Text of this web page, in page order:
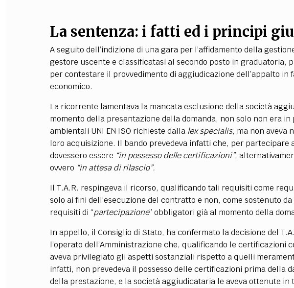
La sentenza: i fatti ed i principi
A seguito dell’indizione di una gara per l’affidamento della
gestore uscente e classificatasi al secondo posto in graduatoria,
per contestare il provvedimento di aggiudicazione dell’appalto in
economico.
La ricorrente lamentava la mancata esclusione della società
momento della presentazione della domanda, non solo non era
ambientali UNI EN ISO richieste dalla lex specialis, ma non aveva
loro acquisizione. Il bando prevedeva infatti che, per partecipare
dovessero essere “in possesso delle certificazioni”,
ovvero “in attesa di rilascio”.
Il T.A.R. respingeva il ricorso, qualificando tali requisiti come
solo ai fini dell’esecuzione del contratto e non, come sostenuto
requisiti di “partecipazione” obbligatori già al momento della
In appello, il Consiglio di Stato, ha confermato la decisione del
l’operato dell’Amministrazione che, qualificando le certificazioni
aveva privilegiato gli aspetti sostanziali rispetto a quelli
infatti, non prevedeva il possesso delle certificazioni prima della
della prestazione, e la società aggiudicataria le aveva ottenute in